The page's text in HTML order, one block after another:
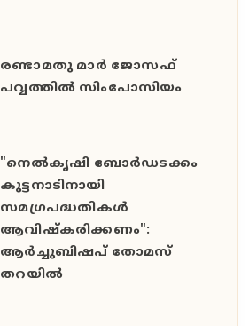
രണ്ടാമതു മാർ ജോസഫ്
പവ്വത്തിൽ സിംപോസിയം
"നെൽകൃഷി ബോർഡടക്കം
കുട്ടനാടിനായി
സമഗ്രപദ്ധതികൾ
ആവിഷ്കരിക്കണം":
ആർച്ചുബിഷപ് തോമസ്
തറയിൽ